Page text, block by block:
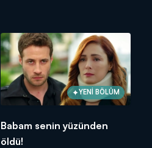
YENİ BÖLÜM
Babam senin yüzünden
öldü!